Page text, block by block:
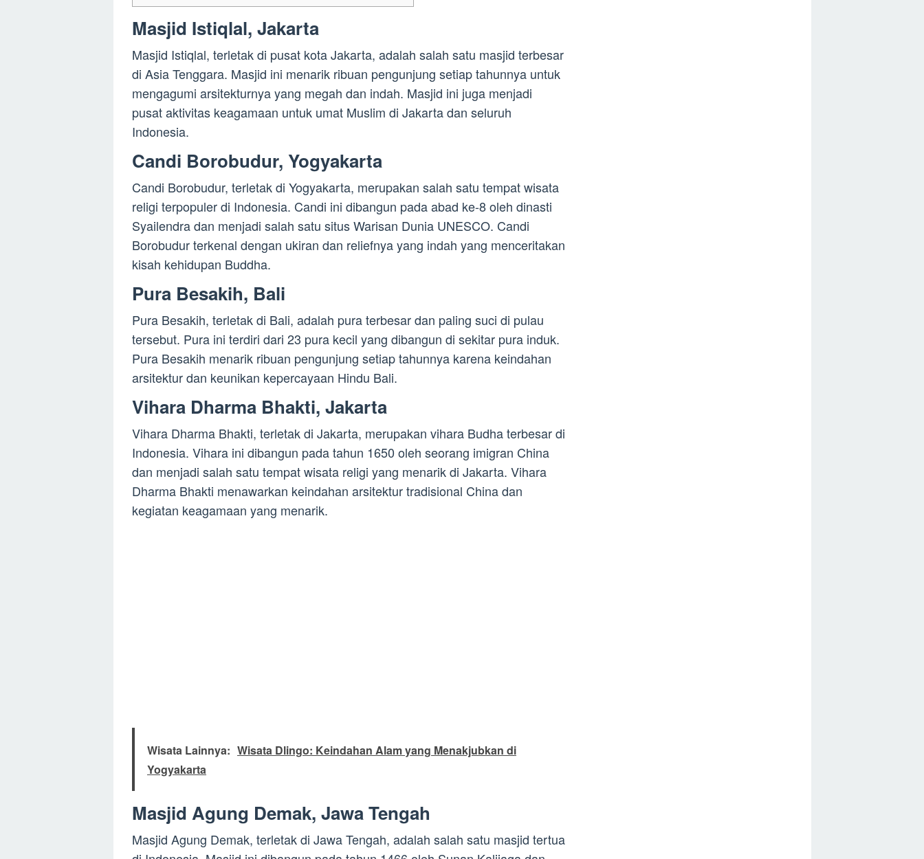
Masjid Istiqlal, Jakarta
Masjid Istiqlal, terletak di pusat kota Jakarta, adalah salah satu masjid terbesar
di Asia Tenggara. Masjid ini menarik ribuan pengunjung setiap tahunnya untuk
mengagumi arsitekturnya yang megah dan indah. Masjid ini juga menjadi
pusat aktivitas keagamaan untuk umat Muslim di Jakarta dan seluruh
Indonesia.
Candi Borobudur, Yogyakarta
Candi Borobudur, terletak di Yogyakarta, merupakan salah satu tempat wisata
religi terpopuler di Indonesia. Candi ini dibangun pada abad ke-8 oleh dinasti
Syailendra dan menjadi salah satu situs Warisan Dunia UNESCO. Candi
Borobudur terkenal dengan ukiran dan reliefnya yang indah yang menceritakan
kisah kehidupan Buddha.
Pura Besakih, Bali
Pura Besakih, terletak di Bali, adalah pura terbesar dan paling suci di pulau
tersebut. Pura ini terdiri dari 23 pura kecil yang dibangun di sekitar pura induk.
Pura Besakih menarik ribuan pengunjung setiap tahunnya karena keindahan
arsitektur dan keunikan kepercayaan Hindu Bali.
Vihara Dharma Bhakti, Jakarta
Vihara Dharma Bhakti, terletak di Jakarta, merupakan vihara Budha terbesar di
Indonesia. Vihara ini dibangun pada tahun 1650 oleh seorang imigran China
dan menjadi salah satu tempat wisata religi yang menarik di Jakarta. Vihara
Dharma Bhakti menawarkan keindahan arsitektur tradisional China dan
kegiatan keagamaan yang menarik.
Wisata Lainnya: Wisata Dlingo: Keindahan Alam yang Menakjubkan di
Yogyakarta
Masjid Agung Demak, Jawa Tengah
Masjid Agung Demak, terletak di Jawa Tengah, adalah salah satu masjid tertua